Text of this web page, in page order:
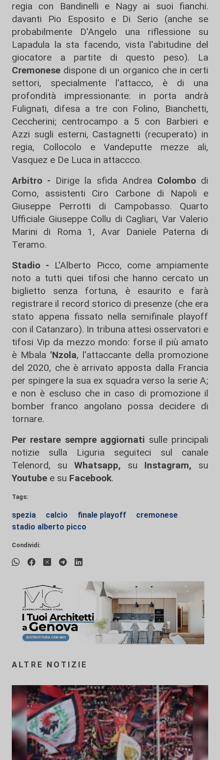
regia con Bandinelli e Nagy ai suoi fianchi.
davanti Pio Esposito e Di Serio (anche se
probabilmente D'Angelo una riflessione su
Lapadula la sta facendo, vista l'abitudine del
giocatore a partite di questo peso). La
Cremonese dispone di un organico che in certi
settori, specialmente l'attacco, è di una
profondità impressionante: in porta andrà
Fulignati, difesa a tre con Folino, Bianchetti,
Ceccherini; centrocampo a 5 con Barbieri e
Azzi sugli esterni, Castagnetti (recuperato) in
regia, Collocolo e Vandeputte mezze ali,
Vasquez e De Luca in attaccco.
Arbitro - Dirige la sfida Andrea Colombodi
Como, assistenti Ciro Carbone di Napoli e
Giuseppe Perrotti di Campobasso. Quarto
Ufficiale Giuseppe Collu di Cagliari, Var Valerio
Marini di Roma 1, Avar Daniele Paterna di
Teramo.
Stadio - L'Alberto Picco, come ampiamente
noto a tutti quei tifosi che hanno cercato un
biglietto senza fortuna, è esaurito e farà
registrare il record storico di presenze (che era
stato appena fissato nella semifinale playoff
con il Catanzaro). In tribuna attesi osservatori e
tifosi Vip da mezzo mondo: forse il più amato
è Mbala 'Nzola, l'attaccante della promozione
del 2020, che è arrivato apposta dalla Francia
per spingere la sua ex squadra verso la serie A;
e non è escluso che in caso di promozione il
bomber franco angolano possa decidere di
tornare.
Per restare sempre aggiornati sulle principali
notizie sulla Liguria seguiteci sul canale
Telenord, su
Whatsapp, su Instagram, su
Youtube e su Facebook.
Tags:
spezia calcio finale playoff
cremonese
stadio alberto picco
Condividi:
ALTRE NOTIZIE